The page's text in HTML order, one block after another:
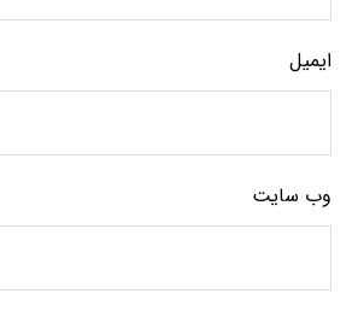
ایمیل
وب‌ سایت